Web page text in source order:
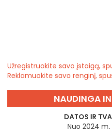
Užregistruokite savo įstaigą,
Reklamuokite savo renginį,
NAUDINGA
DATOS IR
Nuo 2024 m.